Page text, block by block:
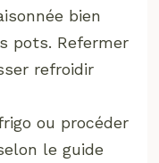
bien
pots. Refermer
refroidir
ou procéder
le guide